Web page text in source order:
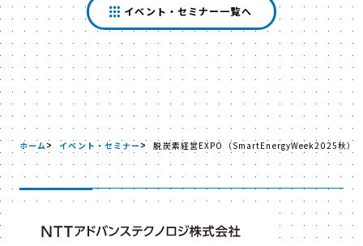
イベント・セミナー一覧へ
ホーム イベント・セミナー 脱炭素経営EXPO（SmartEnergyWeek2025秋）